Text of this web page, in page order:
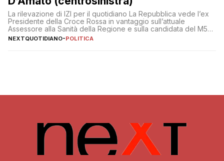
La rilevazione di IZI per il quotidiano La Repubblica vede l’ex
Presidente della Croce Rossa in vantaggio sull’attuale
Assessore alla Sanità della Regione e sulla candidata del M5S
Donatella Bianchi
NEXTQUOTIDIANO-POLITICA